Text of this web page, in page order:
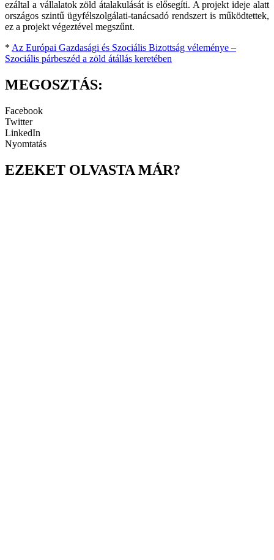
ezáltal a vállalatok zöld átalakulását is elősegíti. A projekt ideje alatt
országos szintű ügyfélszolgálati-tanácsadó rendszert is működtettek,
ez a projekt végeztével megszűnt.
* Az Európai Gazdasági és Szociális Bizottság véleménye –
Szociális párbeszéd a zöld átállás keretében
MEGOSZTÁS:
Facebook
Twitter
LinkedIn
Nyomtatás
EZEKET OLVASTA MÁR?